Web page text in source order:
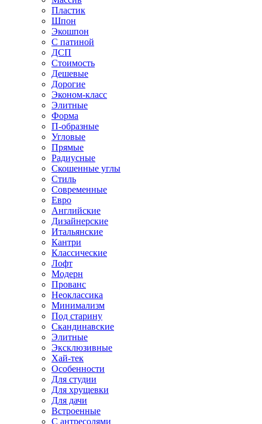
Пластик
Шпон
Экошпон
С патиной
ДСП
Стоимость
Дешевые
Дорогие
Эконом-класс
Элитные
Форма
П-образные
Угловые
Прямые
Радиусные
Скошенные углы
Стиль
Современные
Евро
Английские
Дизайнерские
Итальянские
Кантри
Классические
Лофт
Модерн
Прованс
Неоклассика
Минимализм
Под старину
Скандинавские
Элитные
Эксклюзивные
Хай-тек
Особенности
Для студии
Для хрущевки
Для дачи
Встроенные
С антресолями